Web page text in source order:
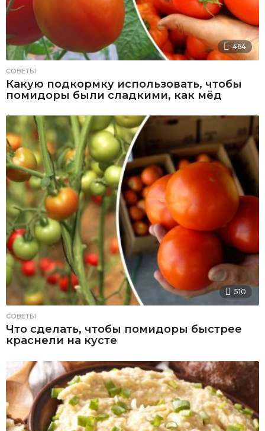
464
СОВЕТЫ
Какую подкормку использовать, чтобы
помидоры были сладкими, как мёд
510
СОВЕТЫ
Что сделать, чтобы помидоры быстрее
краснели на кусте